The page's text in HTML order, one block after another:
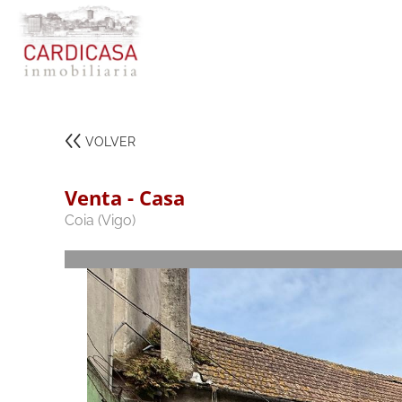
VOLVER
Venta - Casa
Coia (Vigo)